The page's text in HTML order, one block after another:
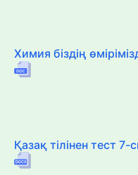
Химия біздің
Қазақ тілінен тест 7-